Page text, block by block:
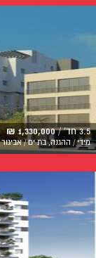
3.5 חד' / 1,330,000 ₪
מידי / ההגנה, בת ים / אביגור